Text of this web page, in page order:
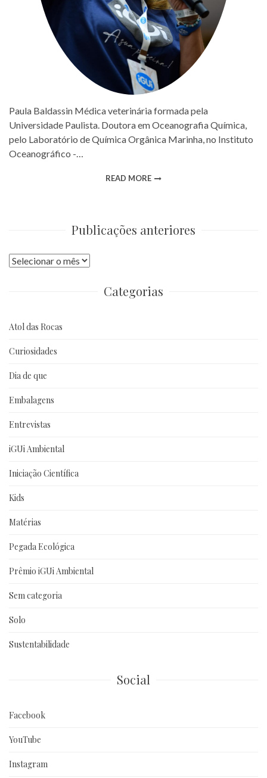
Paula Baldassin Médica veterinária formada pela
Universidade Paulista. Doutora em Oceanografia Química,
pelo Laboratório de Química Orgânica Marinha, no Instituto
Oceanográfico -…
READ MORE
Publicações anteriores
Publicações
Categorias
Atol das Rocas
Curiosidades
Dia de que
Embalagens
Entrevistas
iGUi Ambiental
Iniciação Científica
Kids
Matérias
Pegada Ecológica
Prêmio iGUi Ambiental
Sem categoria
Solo
Sustentabilidade
Social
Facebook
YouTube
Instagram